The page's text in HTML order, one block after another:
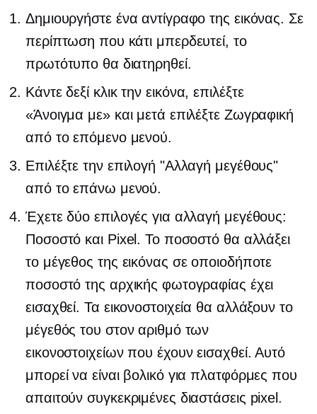
Δημιουργήστε ένα αντίγραφο της εικόνας. Σε
περίπτωση που κάτι μπερδευτεί, το
πρωτότυπο θα διατηρηθεί.
Κάντε δεξί κλικτην εικόνα, επιλέξτε
«Άνοιγμα με» και μετά επιλέξτε Ζωγραφική
από το επόμενο μενού.
Επιλέξτε την επιλογή "Αλλαγή μεγέθους"
από το επάνω μενού.
Έχετε δύο επιλογές για αλλαγή μεγέθους:
Ποσοστό και Pixel. Το ποσοστό θα αλλάξει
το μέγεθος της εικόνας σε οποιοδήποτε
ποσοστό της αρχικής φωτογραφίας έχει
εισαχθεί. Τα εικονοστοιχεία θα αλλάξουν το
μέγεθός του στον αριθμό των
εικονοστοιχείων που έχουν εισαχθεί. Αυτό
μπορεί να είναι βολικό για πλατφόρμες που
απαιτούν συγκεκριμένες διαστάσεις pixel.